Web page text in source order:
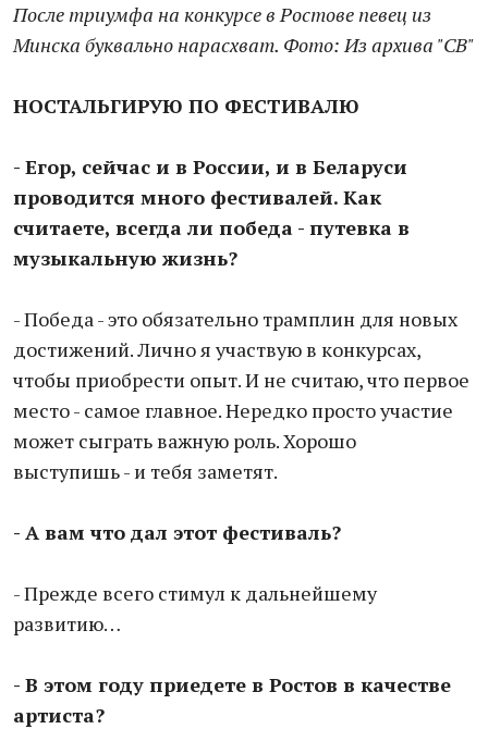
После триумфа на конкурсе в Ростове певец из
Минска буквально нарасхват. Фото: Из архива "СВ"
НОСТАЛЬГИРУЮ ПО ФЕСТИВАЛЮ
- Егор, сейчас и в России, и в Беларуси
проводится много фестивалей. Как
считаете, всегда ли победа - путевка в
музыкальную жизнь?
- Победа - это обязательно трамплин для новых
достижений. Лично я участвую в конкурсах,
чтобы приобрести опыт. И не считаю, что первое
место - самое главное. Нередко просто участие
может сыграть важную роль. Хорошо
выступишь - и тебя заметят.
- А вам что дал этот фестиваль?
- Прежде всего стимул к дальнейшему
развитию…
- В этом году приедете в Ростов в качестве
артиста?